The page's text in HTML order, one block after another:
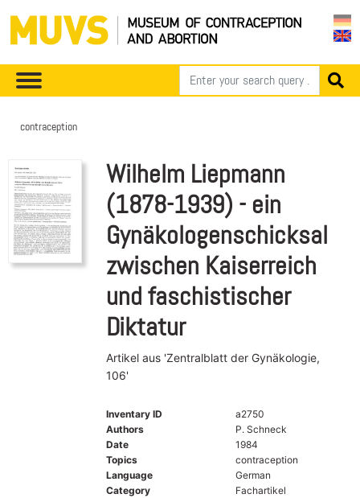
contraception
Wilhelm Liepmann
(1878-1939) - ein
Gynäkologenschicksal
zwischen Kaiserreich
und faschistischer
Diktatur
Artikel aus 'Zentralblatt der Gynäkologie,
106'
Inventary ID
a2750
Authors
P. Schneck
Date
1984
Topics
contraception
Language
German
Category
Fachartikel